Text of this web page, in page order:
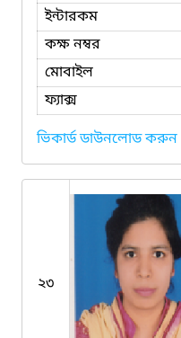
ইন্টারকম
কক্ষ নম্বর
মোবাইল
ফ্যাক্স
ভিকার্ড ডাউনলোড করুন
২৩